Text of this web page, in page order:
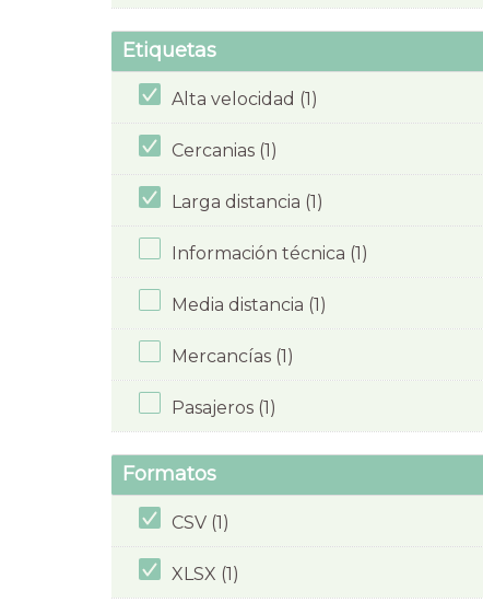
Etiquetas
Alta velocidad (1)
Cercanias (1)
Larga distancia (1)
Información técnica (1)
Media distancia (1)
Mercancías (1)
Pasajeros (1)
Formatos
CSV (1)
XLSX (1)